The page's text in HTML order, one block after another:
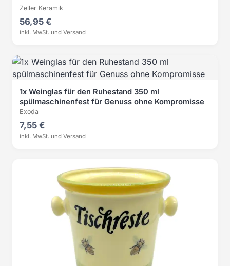
Zeller Keramik
56,95 €
inkl. MwSt. und Versand
1x Weinglas für den Ruhestand 350 ml
spülmaschinenfest für Genuss ohne Kompromisse
Exoda
7,55 €
inkl. MwSt. und Versand